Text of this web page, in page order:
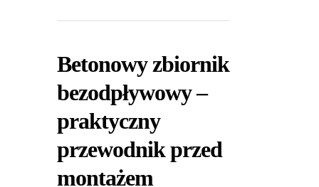
Betonowy zbiornik
bezodpływowy –
praktyczny
przewodnik przed
montażem